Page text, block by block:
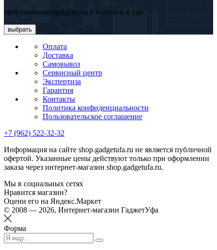
оригинальная продукция в наличии в уфе
выбрать
Оплата
Доставка
Самовывоз
Сервисный центр
Экспертиза
Гарантия
Контакты
Политика конфиденциальности
Пользовательское соглашение
+7 (962) 522-32-32
Информация на сайте shop.gadgetufa.ru не является публичной
офертой. Указанные цены действуют только при оформлении
заказа через интернет-магазин shop.gadgetufa.ru.
Мы в социальных сетях
Нравится магазин?
Оцени его на Яндекс.Маркет
© 2008 — 2026, Интернет-магазин ГаджетУфа
Форма